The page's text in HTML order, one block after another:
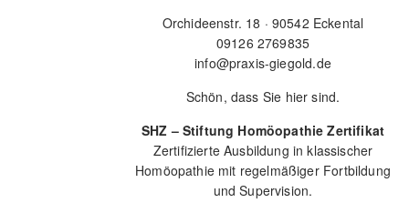
Orchideenstr. 18 · 90542 Eckental
09126 2769835
info@praxis-giegold.de
Schön, dass Sie hier sind.
SHZ – Stiftung Homöopathie Zertifikat
Zertifizierte Ausbildung in klassischer
Homöopathie mit regelmäßiger Fortbildung
und Supervision.